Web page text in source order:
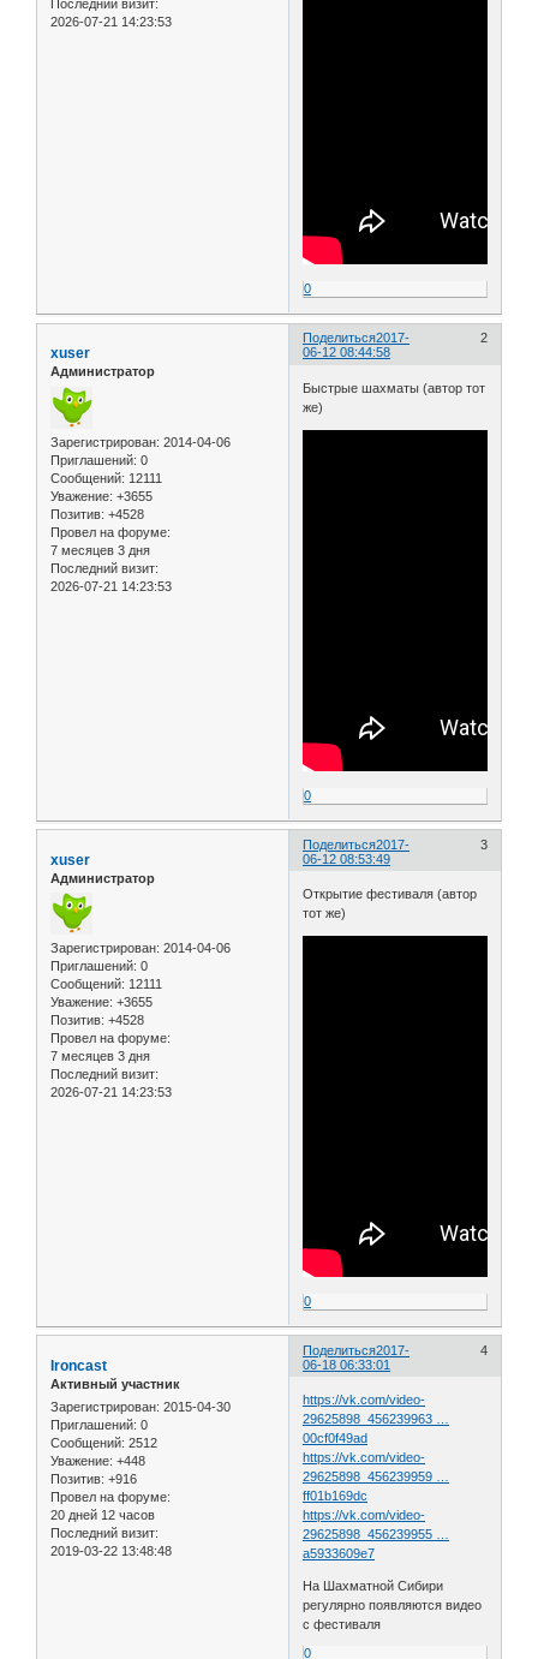
Последний визит:
2026-07-21 14:23:53
0
Поделиться 2
2017-
06-12 08:44:58
xuser
Администратор
Зарегистрирован: 2014-04-06
Приглашений: 0
Сообщений: 12111
Уважение: +3655
Позитив: +4528
Провел на форуме:
7 месяцев 3 дня
Последний визит:
2026-07-21 14:23:53
Быстрые шахматы (автор тот
же)
0
Поделиться 3
2017-
06-12 08:53:49
xuser
Администратор
Зарегистрирован: 2014-04-06
Приглашений: 0
Сообщений: 12111
Уважение: +3655
Позитив: +4528
Провел на форуме:
7 месяцев 3 дня
Последний визит:
2026-07-21 14:23:53
Открытие фестиваля (автор
тот же)
0
Поделиться 4
2017-
06-18 06:33:01
Ironcast
Активный участник
Зарегистрирован: 2015-04-30
Приглашений: 0
Сообщений: 2512
Уважение: +448
Позитив: +916
Провел на форуме:
20 дней 12 часов
Последний визит:
2019-03-22 13:48:48
https://vk.com/video-
29625898_456239963 …
00cf0f49ad
https://vk.com/video-
29625898_456239959 …
ff01b169dc
https://vk.com/video-
29625898_456239955 …
a5933609e7
На Шахматной Сибири
регулярно появляются видео
с фестиваля
0